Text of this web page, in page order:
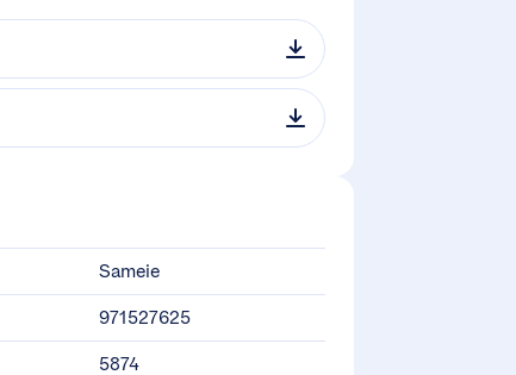
Sameie
971527625
5874